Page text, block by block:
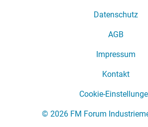
Datenschutz
AGB
Impressum
Kontakt
Cookie-
© 2026 FM Forum